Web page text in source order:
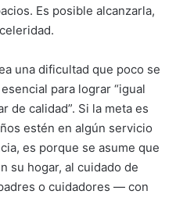
Es posible alcanzarla,
una dificultad que poco se
para lograr “igual
de calidad”. Si la meta es
estén en algún servicio
es porque se asume que
su hogar, al cuidado de
o cuidadores — con